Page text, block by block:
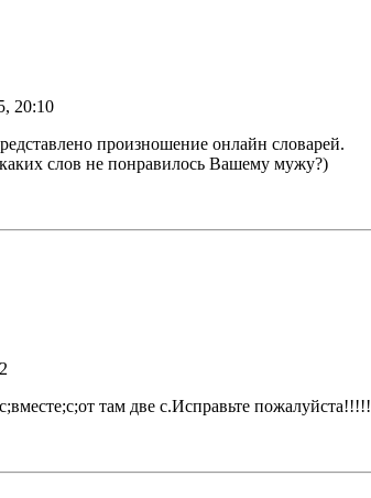
20:10
произношение онлайн словарей.
слов не понравилось Вашему мужу?)
там две с.Исправьте пожалуйста!!!!!